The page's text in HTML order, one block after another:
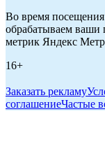
Во время посещения
обрабатываем ваши
метрик Яндекс
16+
Заказать рекламу
соглашениеЧастые